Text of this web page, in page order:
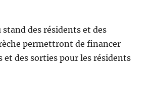
stand des résidents et des
permettront de financer
et des sorties pour les résidents